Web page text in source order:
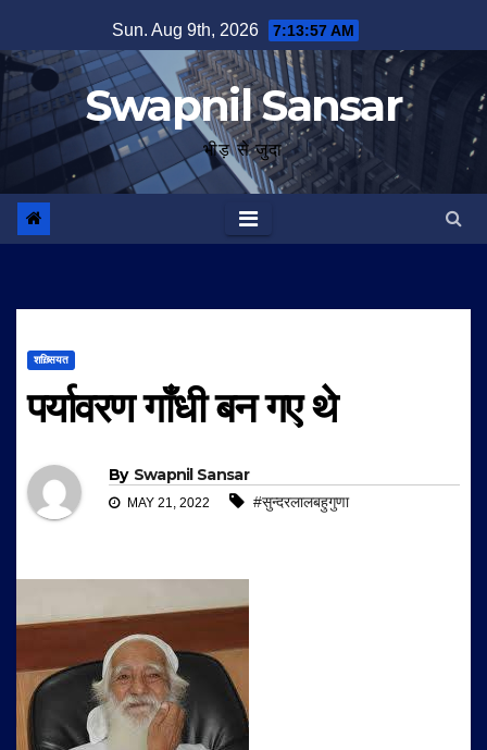
to
content
Sun. Aug 9th, 2026 7:13:58 AM
Swapnil Sansar
भीड़ से जुदा
शख़्सियत
पर्यावरण गाँधी बन गए थे
By Swapnil Sansar
MAY 21, 2022 #सुन्दरलालबहुगुणा